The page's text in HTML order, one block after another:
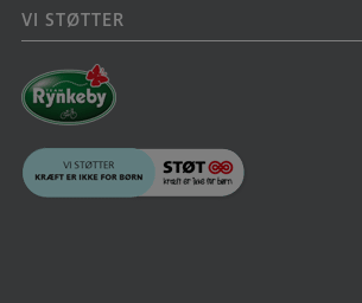
VI STØTTER